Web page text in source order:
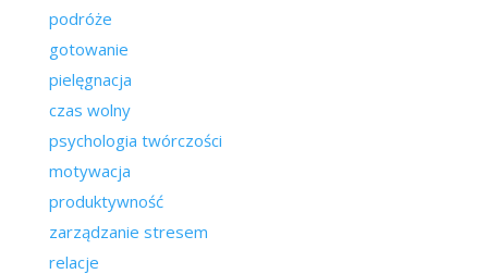
podróże
gotowanie
pielęgnacja
czas wolny
psychologia twórczości
motywacja
produktywność
zarządzanie stresem
relacje